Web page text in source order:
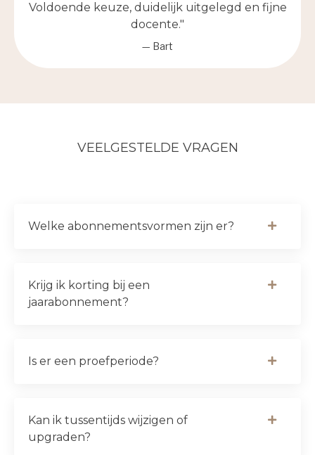
Voldoende keuze, duidelijk uitgelegd en fijne
docente."
— Bart
VEELGESTELDE VRAGEN
Welke abonnementsvormen zijn er?
Krijg ik korting bij een
jaarabonnement?
Is er een proefperiode?
Kan ik tussentijds wijzigen of
upgraden?